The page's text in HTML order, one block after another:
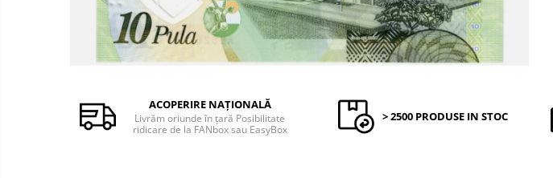
Bancnote Romania
Accesorii colectie bancnote
Albume cu folii pentru stocare
Folii pentru stocare bancnote, la
ACOPERIRE NAȚIONALĂ
Livrăm oriunde în țară Posibilitate
ridicare de la FANbox sau EasyBox
> 2500 PRODUSE IN STOC